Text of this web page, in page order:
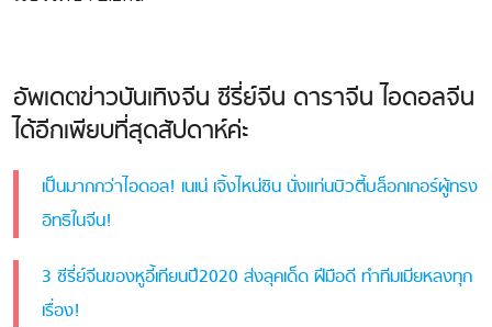
อัพเดตข่าวบันเทิงจีน ซีรี่ย์จีน ดาราจีน ไอดอลจีน
ได้อีกเพียบที่สุดสัปดาห์ค่ะ
เป็นมากกว่าไอดอล! เนเน่ เจิ้งไหน่ซิน นั่งแท่นบิวตี้บล็อกเกอร์ผู้ทรง
อิทธิในจีน!
3 ซีรี่ย์จีนของหูอี้เทียนปี2020 ส่งลุคเด็ด ฝีมือดี ทำทีมเมียหลงทุก
เรื่อง!